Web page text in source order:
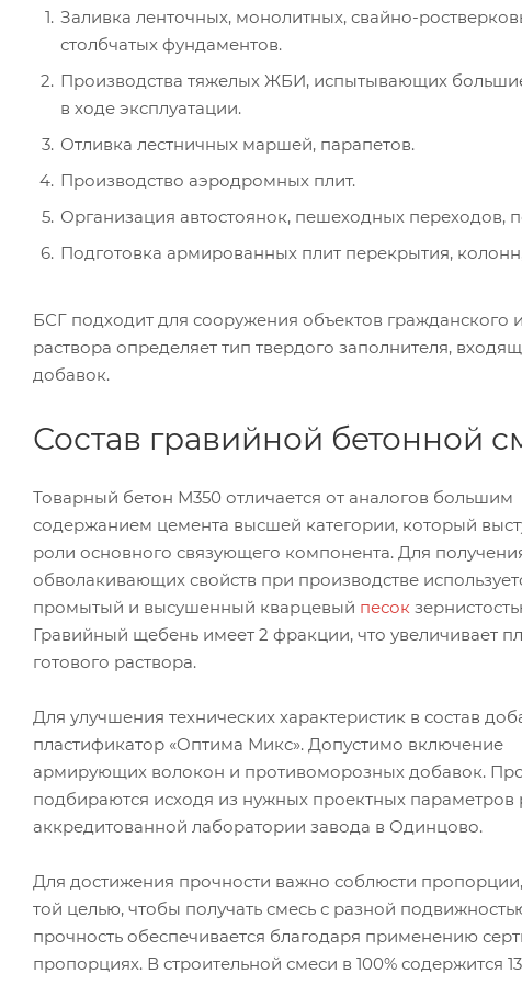
Заливка ленточных, монолитных, свайно-
столбчатых фундаментов.
Производства тяжелых ЖБИ, испытывающих
в ходе эксплуатации.
Отливка лестничных маршей, парапетов.
Производство аэродромных плит.
Организация автостоянок, пешеходных переходов,
Подготовка армированных плит перекрытия,
БСГ подходит для сооружения объектов
раствора определяет тип твердого заполнителя,
добавок.
Состав гравийной бетонной
Товарный бетон М350 отличается от аналогов большим
содержанием цемента высшей категории, который
роли основного связующего компонента. Для
обволакивающих свойств при производстве
промытый и высушенный кварцевый песок
Гравийный щебень имеет 2 фракции, что увеличивает
готового раствора.
Для улучшения технических характеристик в состав
пластификатор «Оптима Микс». Допустимо включение
армирующих волокон и противоморозных добавок.
подбираются исходя из нужных проектных параметров
аккредитованной лаборатории завода в Одинцово.
Для достижения прочности важно соблюсти
той целью, чтобы получать смесь с разной
прочность обеспечивается благодаря применению
пропорциях. В строительной смеси в 100% содержится